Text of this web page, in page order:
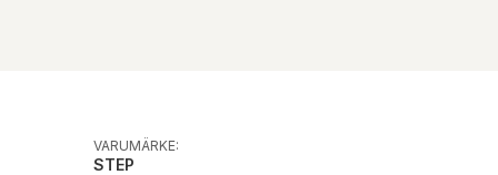
VARUMÄRKE:
STEP